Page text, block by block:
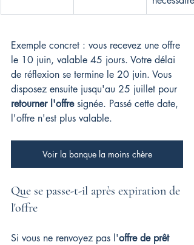
Exemple concret : vous recevez une offre
le 10 juin, valable 45 jours. Votre délai
de réflexion se termine le 20 juin. Vous
disposez ensuite jusqu'au 25 juillet pour
retourner l'offre signée. Passé cette date,
l'offre n'est plus valable.
Voir la banque la moins chère
Que se passe-t-il après expiration de
l'offre
Si vous ne renvoyez pas l'offre de prêt